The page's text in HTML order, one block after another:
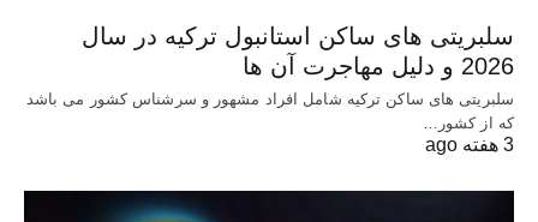
سلبریتی های ساکن استانبول ترکیه در سال
2026 و دلیل مهاجرت آن ها
سلبریتی های ساکن ترکیه شامل افراد مشهور و سرشناس کشور می باشد
که از کشور…
3 هفته ago